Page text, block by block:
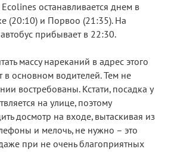
останавливается днем в
(20:10) и Порвоо (21:35). На
прибывает в 22:30.
массу нареканий в адрес этого
в основном водителей. Тем не
востребованы. Кстати, посадка у
на улице, поэтому
досмотр на входе, вытаскивая из
и мелочь, не нужно – это
при не очень благоприятных